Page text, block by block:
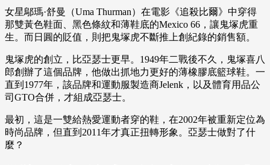
女星鄔瑪·舒曼（Uma Thurman）在電影《追殺比爾》中穿得
那雙黃色鞋面、黑色條紋和薄鞋底的Mexico 66，讓鬼塚虎重
生。而日圓的貶值，則把鬼塚虎不斷推上創紀錄的銷售額。
鬼塚虎的創立，比亞瑟士更早。1949年二戰後不久，鬼塚喜八
郎創辦了這個品牌，他做出抓地力更好的薄橡膠底籃球鞋。一
直到1977年，該品牌和運動服製造商Jelenk，以及體育用品公
司GTO合併，才組成亞瑟士。
最初，這是一雙給熱愛運動者穿的鞋，在2002年被重新定位為
時尚品牌，但直到2011年才真正扭轉形象。亞瑟士做對了什
麼？